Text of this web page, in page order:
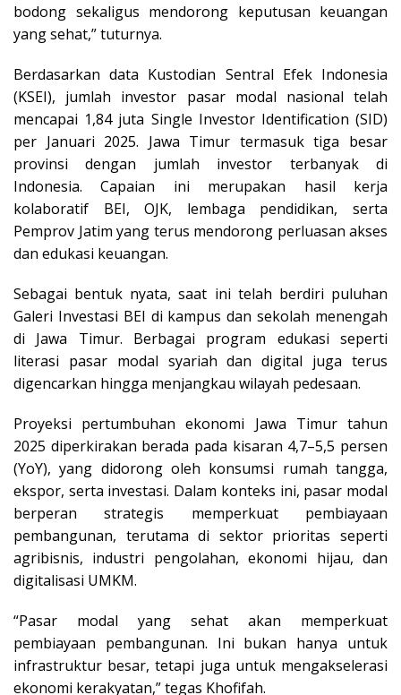
bodong sekaligus mendorong keputusan keuangan
yang sehat,” tuturnya.
Berdasarkan data Kustodian Sentral Efek Indonesia
(KSEI), jumlah investor pasar modal nasional telah
mencapai 1,84 juta Single Investor Identification (SID)
per Januari 2025. Jawa Timur termasuk tiga besar
provinsi dengan jumlah investor terbanyak di
Indonesia. Capaian ini merupakan hasil kerja
kolaboratif BEI, OJK, lembaga pendidikan, serta
Pemprov Jatim yang terus mendorong perluasan akses
dan edukasi keuangan.
Sebagai bentuk nyata, saat ini telah berdiri puluhan
Galeri Investasi BEI di kampus dan sekolah menengah
di Jawa Timur. Berbagai program edukasi seperti
literasi pasar modal syariah dan digital juga terus
digencarkan hingga menjangkau wilayah pedesaan.
Proyeksi pertumbuhan ekonomi Jawa Timur tahun
2025 diperkirakan berada pada kisaran 4,7–5,5 persen
(YoY), yang didorong oleh konsumsi rumah tangga,
ekspor, serta investasi. Dalam konteks ini, pasar modal
berperan strategis memperkuat pembiayaan
pembangunan, terutama di sektor prioritas seperti
agribisnis, industri pengolahan, ekonomi hijau, dan
digitalisasi UMKM.
“Pasar modal yang sehat akan memperkuat
pembiayaan pembangunan. Ini bukan hanya untuk
infrastruktur besar, tetapi juga untuk mengakselerasi
ekonomi kerakyatan,” tegas Khofifah.